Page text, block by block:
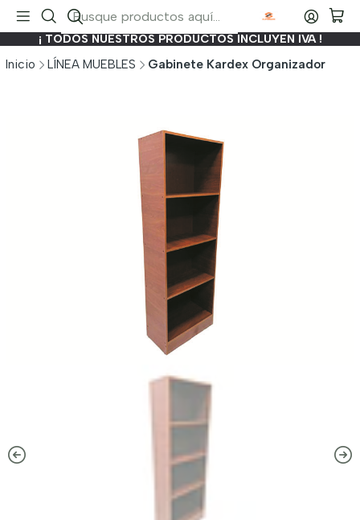
¡ TODOS NUESTROS PRODUCTOS INCLUYEN IVA !
Inicio LÍNEA MUEBLES Gabinete Kardex Organizador